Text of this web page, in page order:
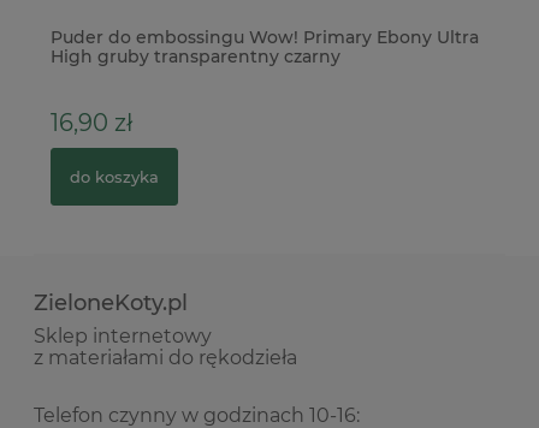
Puder do embossingu Wow! Primary Ebony Ultra
High gruby transparentny czarny
16,90 zł
do koszyka
ZieloneKoty.pl
Sklep internetowy
z materiałami do rękodzieła
Telefon czynny w godzinach 10-16: